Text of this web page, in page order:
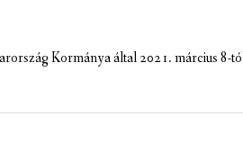
MEZŐTÁRKÁNY KINCSE
Kormánya által 2021. március 8-